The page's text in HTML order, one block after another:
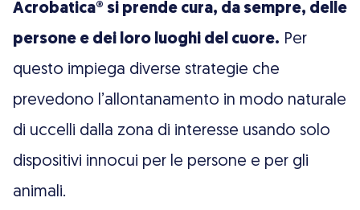
Acrobatica® si prende cura, da sempre, delle
persone e dei loro luoghi del cuore. Per
questo impiega diverse strategie che
prevedono l’allontanamento in modo naturale
di uccelli dalla zona di interesse usando solo
dispositivi innocui per le persone e per gli
animali.